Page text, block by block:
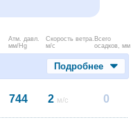
Атм. давл.
мм/Hg
Скорость ветра.
м/с
Всего
осадков, мм
Подробнее
744 2 м/с 0